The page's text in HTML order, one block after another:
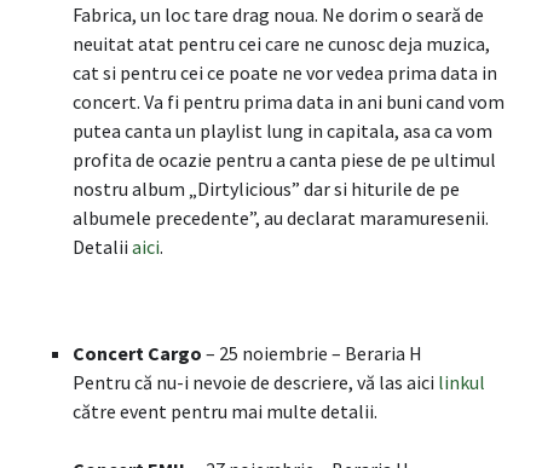
Fabrica, un loc tare drag noua. Ne dorim o seară de
neuitat atat pentru cei care ne cunosc deja muzica,
cat si pentru cei ce poate ne vor vedea prima data in
concert. Va fi pentru prima data in ani buni cand vom
putea canta un playlist lung in capitala, asa ca vom
profita de ocazie pentru a canta piese de pe ultimul
nostru album „Dirtylicious” dar si hiturile de pe
albumele precedente”, au declarat maramuresenii.
Detalii aici.
Concert Cargo – 25 noiembrie – Beraria H
Pentru că nu-i nevoie de descriere, vă las aici linkul
către event pentru mai multe detalii.